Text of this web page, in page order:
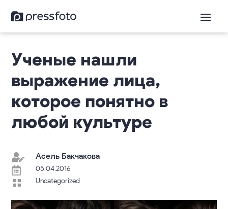
Ученые нашли
выражение лица,
которое понятно в
любой культуре
 Асель Бакчакова
 05.04.2016
 Uncategorized